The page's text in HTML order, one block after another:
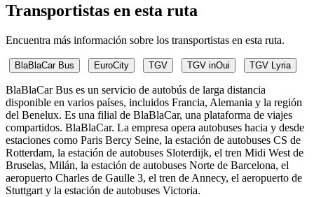
Transportistas en esta ruta
Encuentra más información sobre los transportistas en esta ruta.
BlaBlaCar Bus EuroCity TGV TGV inOui TGV Lyria
BlaBlaCar Bus es un servicio de autobús de larga distancia
disponible en varios países, incluidos Francia, Alemania y la región
del Benelux. Es una filial de BlaBlaCar, una plataforma de viajes
compartidos. BlaBlaCar. La empresa opera autobuses hacia y desde
estaciones como Paris Bercy Seine, la estación de autobuses CS de
Rotterdam, la estación de autobuses Sloterdijk, el tren Midi West de
Bruselas, Milán, la estación de autobuses Norte de Barcelona, ​​el
aeropuerto Charles de Gaulle 3, el tren de Annecy, el aeropuerto de
Stuttgart y la estación de autobuses Victoria.